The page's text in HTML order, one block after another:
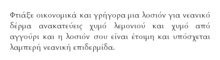
Φτιάξε οικονομικά και γρήγορα μια λοσιόν για νεανικό
δέρμα ανακατεύεις χυμό λεμονιού και χυμό από
αγγούρι και η λοσιόν σου είναι έτοιμη και υπόσχεται
λαμπερή νεανική επιδερμίδα.